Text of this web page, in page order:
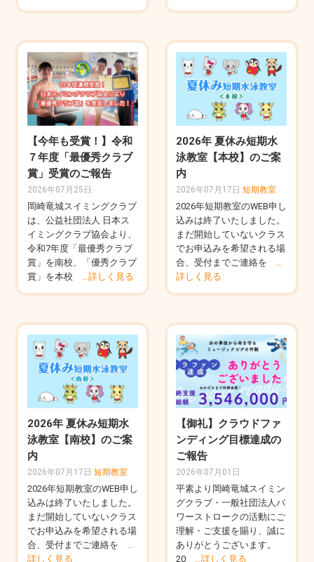
【今年も受賞！】令和
７年度「最優秀クラブ
賞」受賞のご報告
2026年07月25日
岡崎竜城スイミングクラブ
は、公益社団法人 日本ス
イミングクラブ協会より、
令和7年度「最優秀クラブ
賞」を南校、「優秀クラブ
賞」を本校
…詳しく見る
2026年 夏休み短期水
泳教室【本校】のご案
内
2026年07月17日 短期教室
2026年短期教室のWEB申し
込みは終了いたしました。
まだ開始していないクラス
でお申込みを希望される場
合、受付までご連絡を
詳しく見る
2026年 夏休み短期水
泳教室【南校】のご案
内
2026年07月17日 短期教室
2026年短期教室のWEB申し
込みは終了いたしました。
まだ開始していないクラス
でお申込みを希望される場
合、受付までご連絡を
詳しく見る
【御礼】クラウドファ
ンディング目標達成の
ご報告
2026年07月01日
平素より岡崎竜城スイミン
グクラブ・一般社団法人パ
ワーストロークの活動にご
理解・ご支援を賜り、誠に
ありがとうございます。
20
…詳しく見る